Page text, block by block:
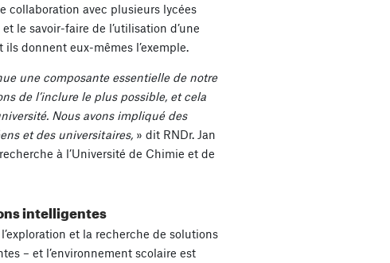
collaboration avec plusieurs lycées
le savoir-faire de l’utilisation d’une
donnent eux-mêmes l’exemple.
une composante essentielle de notre
de l’inclure le plus possible, et cela
Nous avons impliqué des
et des universitaires, » dit RNDr. Jan
à l’Université de Chimie et de
intelligentes
et la recherche de solutions
– et l’environnement scolaire est